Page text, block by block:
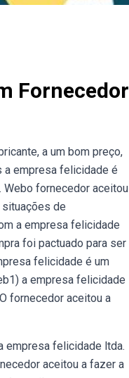
Fornecedor
a um bom preço,
a empresa felicidade é
fornecedor aceitou
de
a empresa felicidade
foi pactuado para ser
felicidade é um
a empresa felicidade
fornecedor aceitou a
empresa felicidade ltda.
aceitou a fazer a